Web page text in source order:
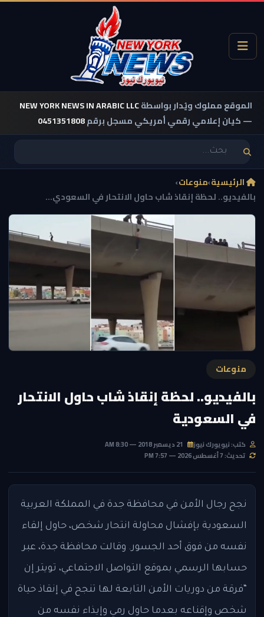
الموقع مملوك ويُدار بواسطةNEW YORK NEWS IN ARABIC LLC
— كيان إعلامي رقمي أمريكي مسجل برقم0451351808
الرئيسية›منوعات›
بالفيديو.. لحظة إنقاذ شاب حاول الانتحار في السعودي...
منوعات
بالفيديو.. لحظة إنقاذ شاب حاول الانتحار
في السعودية
كتب: نيويورك نيوز
تحديث: 7 أغسطس 2026 — 7:57 PM
نجح رجال الأمن في محافظة جدة في المملكة العربية
السعودية بإفشال محاولة انتحار شخص، حاول إلقاء
نفسه من فوق أحد الجسور. وقالت محافظة جدة، عبر
حسابها الرسمي بموقع التواصل الاجتماعي، تويتر إن
“فرقة من دوريات الأمن التابعة لها تنجح في إنقاذ حياة
شخص وإقناعه بعدما حاول رمي وإيذاء نفسه من